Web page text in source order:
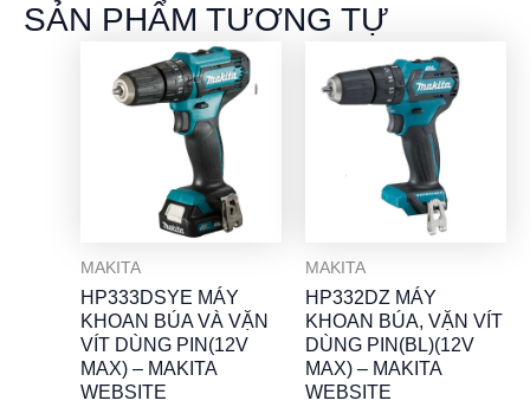
SẢN PHẨM TƯƠNG TỰ
MAKITA
HP333DSYE MÁY
KHOAN BÚA VÀ VẶN
VÍT DÙNG PIN(12V
MAX) – MAKITA
WEBSITE
MAKITA
HP332DZ MÁY
KHOAN BÚA, VẶN VÍT
DÙNG PIN(BL)(12V
MAX) – MAKITA
WEBSITE